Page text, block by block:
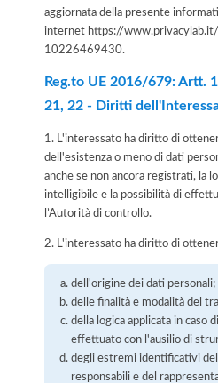
aggiornata della presente
internet https://
10226469430.
Reg.to UE 2016/679: Artt.
21, 22 - Diritti
1. L'interessato ha diritto di
dell'esistenza o meno di dati
anche se non ancora registrati, la
intelligibile e la possibilità di
l’Autorità di controllo.
2. L'interessato ha diritto di
dell'origine dei dati personali;
delle finalità e modalità del
della logica applicata in caso
effettuato con l'ausilio di
degli estremi identificativi
responsabili e del